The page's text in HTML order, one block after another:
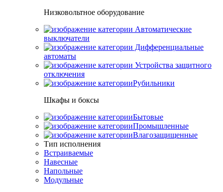
Низковольтное оборудование
Автоматические
выключатели
Дифференциальные
автоматы
Устройства защитного
отключения
Рубильники
Шкафы и боксы
Бытовые
Промышленные
Влагозащищенные
Тип исполнения
Встраиваемые
Навесные
Напольные
Модульные